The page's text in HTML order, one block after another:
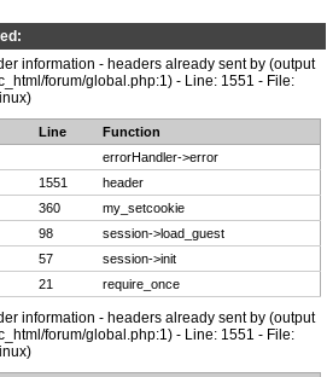
information - headers already sent by (output
forum/global.php:1) - Line: 1551 - File:
Line
Function
errorHandler->error
1551
header
360
my_setcookie
98
session->load_guest
57
session->init
21 require_once
information - headers already sent by (output
forum/global.php:1) - Line: 1551 - File: